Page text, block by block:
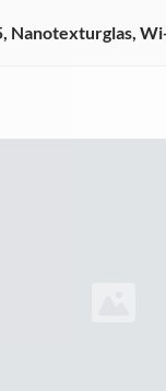
Nanotexturglas,